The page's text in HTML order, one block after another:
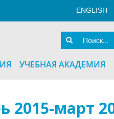
ENGLISH
УЧЕБНАЯ АКАДЕМИЯ
2015-март